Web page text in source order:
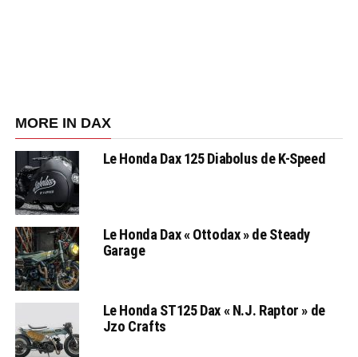
MORE IN DAX
Le Honda Dax 125 Diabolus de K-Speed
Le Honda Dax « Ottodax » de Steady
Garage
Le Honda ST125 Dax « N.J. Raptor » de
Jzo Crafts